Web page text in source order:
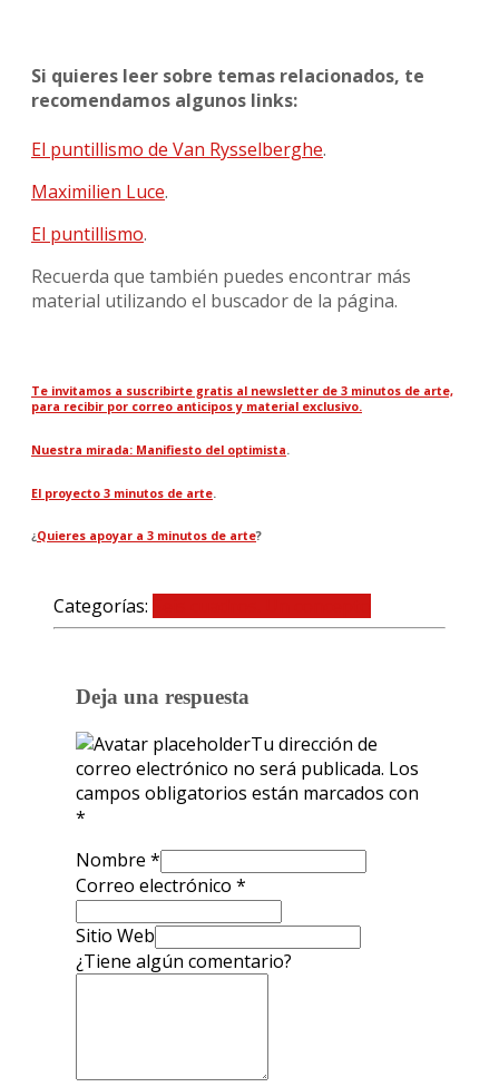
Si quieres leer sobre temas relacionados, te
recomendamos algunos links:
El puntillismo de Van Rysselberghe.
Maximilien Luce.
El puntillismo.
Recuerda que también puedes encontrar más
material utilizando el buscador de la página.
Te invitamos a suscribirte gratis al newsletter de 3 minutos de arte,
para recibir por correo anticipos y material exclusivo.
Nuestra mirada: Manifiesto del optimista.
El proyecto 3 minutos de arte.
¿Quieres apoyar a 3 minutos de arte?
Categorías:
Deja una respuesta
Tu dirección de
correo electrónico no será publicada. Los
campos obligatorios están marcados con
*
Nombre *
Correo electrónico *
Sitio Web
¿Tiene algún comentario?